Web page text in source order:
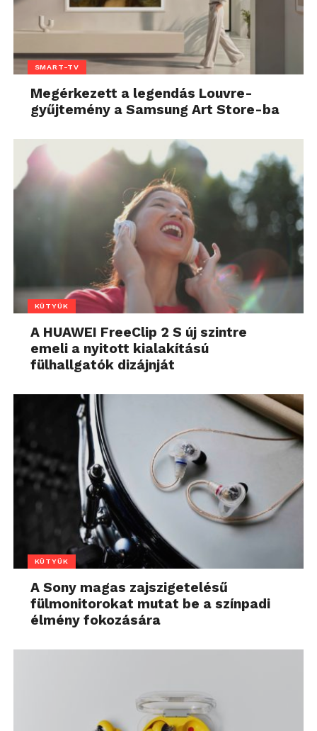
SMART-TV
Megérkezett a legendás Louvre-
gyűjtemény a Samsung Art Store-ba
KÜTYÜK
A HUAWEI FreeClip 2 S új szintre
emeli a nyitott kialakítású
fülhallgatók dizájnját
KÜTYÜK
A Sony magas zajszigetelésű
fülmonitorokat mutat be a színpadi
élmény fokozására